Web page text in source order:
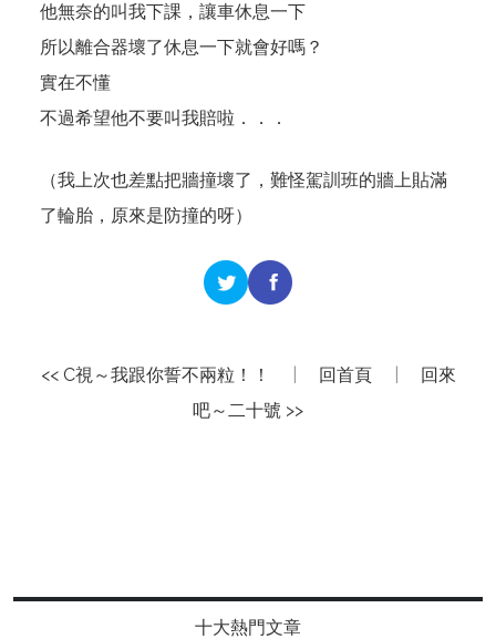
他無奈的叫我下課，讓車休息一下
所以離合器壞了休息一下就會好嗎？
實在不懂
不過希望他不要叫我賠啦．．．
（我上次也差點把牆撞壞了，難怪駕訓班的牆上貼滿
了輪胎，原來是防撞的呀）
<< C視～我跟你誓不兩粒！！ 回首頁
回來
吧～二十號 >>
十大熱門文章